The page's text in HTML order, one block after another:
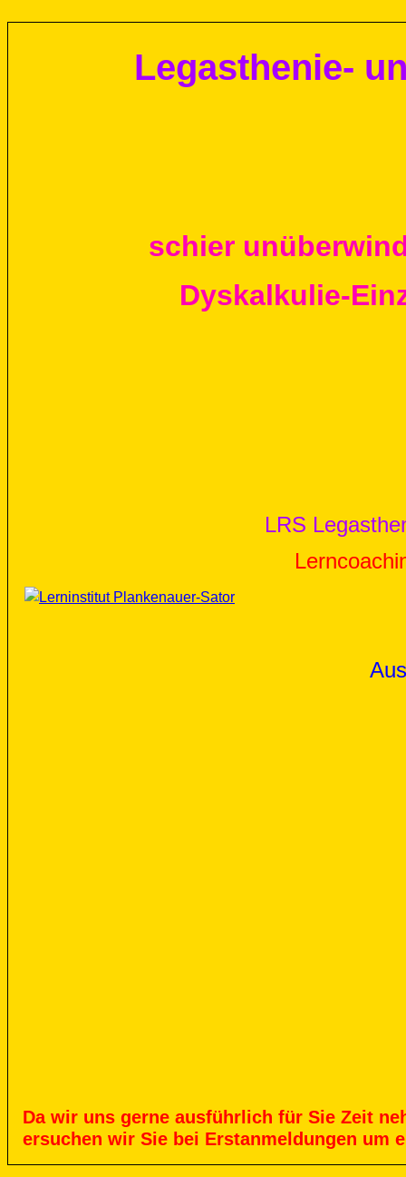
Legasthenie-
schier
Dyskalkulie-
LRS
Lern
Dawir uns gerne ausführlich für Sie Zeit
ersuchen wir Sie bei Erstanmeldungen um